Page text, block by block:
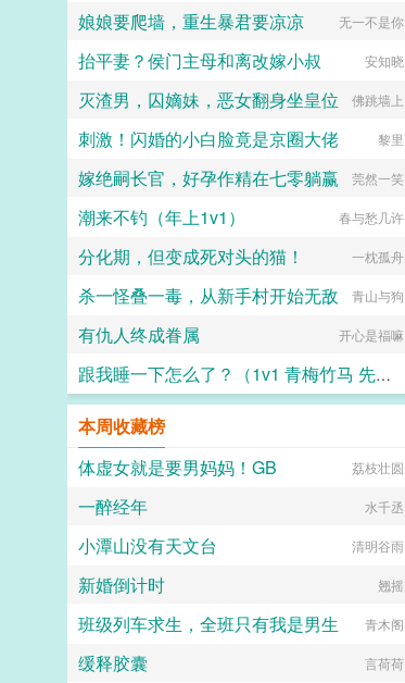
不想让他多吃修炼的苦头。再说了，
有这样一位内卷的老板在，迟早能站
到修真界巅峰位置，抱紧其大腿也是
件极好的事呀，躺平目标指日可待。
长篇剧情流文，撒娇卖萌可可爱爱莲
花受×平平无奇努力奋斗起点攻。最
后挂个预收被迫成为修真界第一卷王
沈黎，现代社会资深牛马，平平无奇
打工人，结果被一道雷劈到了修真界
依旧要勤勤恳恳给系统打工。沈黎如
果我有罪，请让法律制裁我。系统我
们的目标是站在修真界的巅峰，踏破
虚空羽化登仙！能当神仙？...
娘娘要爬墙，重生暴君要凉凉 无一不是你
抬平妻？侯门主母和离改嫁小叔 安知晓
灭渣男，囚嫡妹，恶女翻身坐皇位 佛跳墙上
刺激！闪婚的小白脸竟是京圈大佬 黎里
嫁绝嗣长官，好孕作精在七零躺赢 莞然一笑
潮来不钓（年上1v1） 春与愁几许
分化期，但变成死对头的猫！ 一枕孤舟
杀一怪叠一毒，从新手村开始无敌 青山与狗
有仇人终成眷属 开心是福嘛
跟我睡一下怎么了？（1v1 青梅竹马 先婚后爱）
本周收藏榜
体虚女就是要男妈妈！GB
荔枝壮圆
一醉经年 水千丞
小潭山没有天文台 清明谷雨
新婚倒计时 翘摇
班级列车求生，全班只有我是男生 青木阁
缓释胶囊 言荷荷